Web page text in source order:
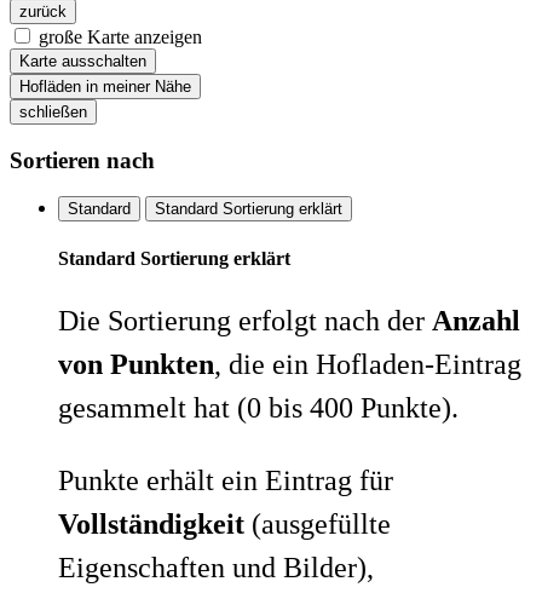
zurück
große Karte anzeigen
Karte ausschalten
Hofläden in meiner Nähe
schließen
Sortieren nach
Standard Standard Sortierung erklärt
Standard Sortierung erklärt
Die Sortierung erfolgt nach der Anzahl
von Punkten, die ein Hofladen-Eintrag
gesammelt hat (0 bis 400 Punkte).
Punkte erhält ein Eintrag für
Vollständigkeit (ausgefüllte
Eigenschaften und Bilder),